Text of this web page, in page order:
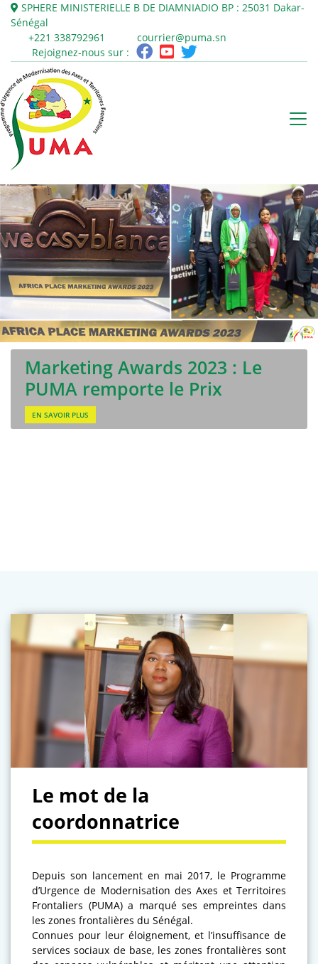
SPHERE MINISTERIELLE B DE DIAMNIADIO BP : 25031 Dakar-
Sénégal
+221 338792961
courrier@puma.sn
Rejoignez-nous sur :
Marketing Awards 2023 : Le
PUMA remporte le Prix
EN SAVOIR PLUS
Le mot de la
coordonnatrice
Depuis son lancement en mai 2017, le Programme
d’Urgence de Modernisation des Axes et Territoires
Frontaliers (PUMA) a marqué ses empreintes dans
les zones frontalières du Sénégal.
Connues pour leur éloignement, et l’insuffisance de
services sociaux de base, les zones frontalières sont